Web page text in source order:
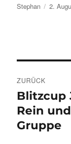
Autor
Stephan
am
2.
ZURÜCK
Vorheriger
Beitrag:
Blitzcup
Rein
Gruppe